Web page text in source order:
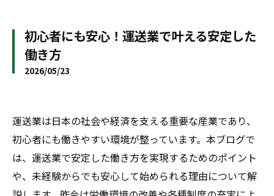
初心者にも安心！運送業で叶える安定した
働き方
2026/05/23
運送業は日本の社会や経済を支える重要な産業であり、
初心者にも働きやすい環境が整っています。本ブログで
は、運送業で安定した働き方を実現するためのポイント
や、未経験からでも安心して始められる理由について解